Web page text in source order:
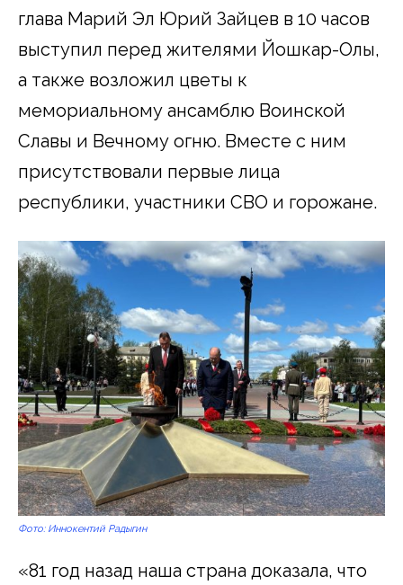
глава Марий Эл Юрий Зайцев в 10 часов
выступил перед жителями Йошкар-Олы,
а также возложил цветы к
мемориальному ансамблю Воинской
Славы и Вечному огню. Вместе с ним
присутствовали первые лица
республики, участники СВО и горожане.
Фото: Иннокентий Радыгин
«81 год назад наша страна доказала, что